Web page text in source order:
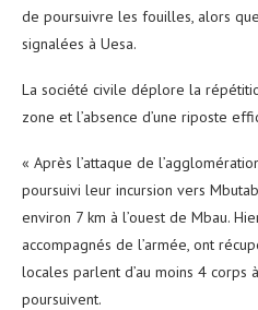
de poursuivre les fouilles, alors
signalées à Uesa.
La société civile déplore la
zone et l’absence d’une riposte
« Après l’attaque de
poursuivi leur incursion vers
environ 7 km à l’ouest de Mbau.
accompagnés de l’armée, ont
locales parlent d’au moins 4 corps
poursuivent.